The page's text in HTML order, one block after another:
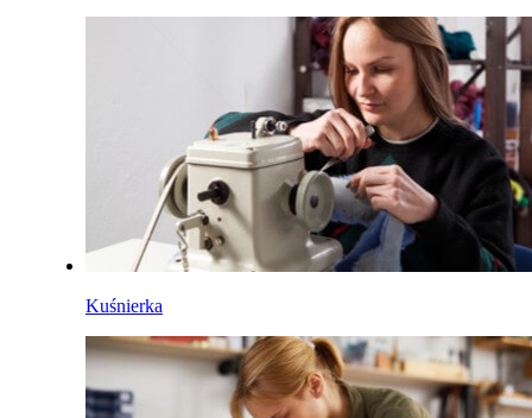
Kuśnierka